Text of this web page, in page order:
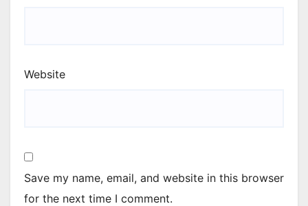
Website
Save my name, email, and website in this browser
for the next time I comment.